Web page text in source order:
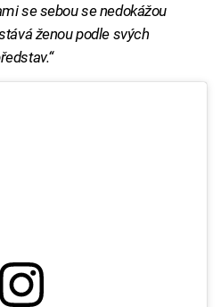
se sebou se nedokážou
ženou podle svých